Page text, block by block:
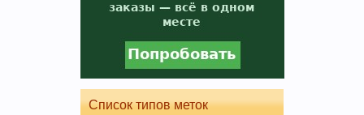
просьба уточнить в чате этот момент, Вам
будут предложены подходящие разделы, в
которых Вы сможете задать свой вопрос, либо
найти ответ на него, если такой вопрос уже
поднимался на обсуждение.
Список типов меток